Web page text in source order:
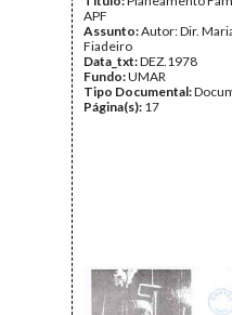
APF
Assunto:Autor: Dir.
Fiadeiro
Data_txt:DEZ.1978
Fundo:UMAR
Tipo Documental:
Página(s): 17